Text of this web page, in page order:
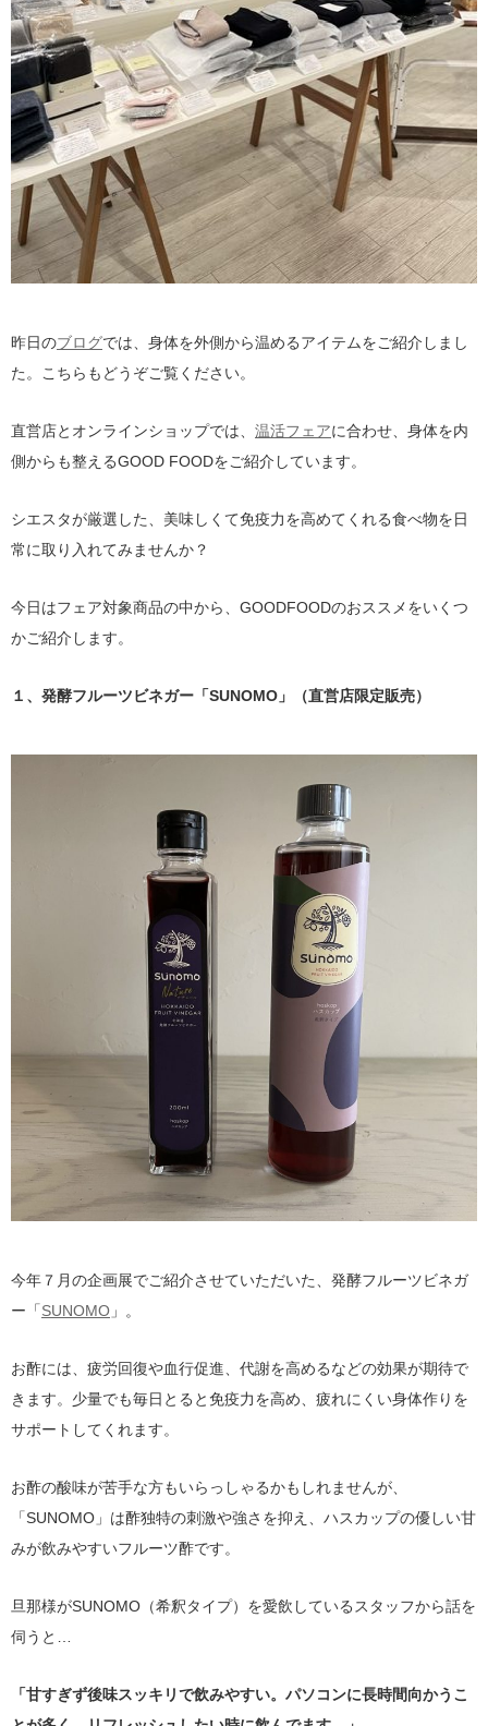
昨日のブログでは、身体を外側から温めるアイテムをご紹介しまし
た。こちらもどうぞご覧ください。
直営店とオンラインショップでは、 温活フェアに合わせ、身体を内
側からも整えるGOOD FOODをご紹介しています。
シエスタが厳選した、美味しくて免疫力を高めてくれる食べ物を日
常に取り入れてみませんか？
今日はフェア対象商品の中から、GOODFOODのおススメをいくつ
かご紹介します。
１、発酵フルーツビネガー「SUNOMO」（直営店限定販売）
今年７月の企画展でご紹介させていただいた、発酵フルーツビネガ
ー「SUNOMO 」。
お酢には、疲労回復や血行促進、代謝を高めるなどの効果が期待で
きます。少量でも毎日とると免疫力を高め、疲れにくい身体作りを
サポートしてくれます。
お酢の酸味が苦手な方もいらっしゃるかもしれませんが、
「SUNOMO」は酢独特の刺激や強さを抑え、ハスカップの優しい甘
みが飲みやすいフルーツ酢です。
旦那様がSUNOMO（希釈タイプ）を愛飲しているスタッフから話を
伺うと…
「甘すぎず後味スッキリで飲みやすい。パソコンに長時間向かうこ